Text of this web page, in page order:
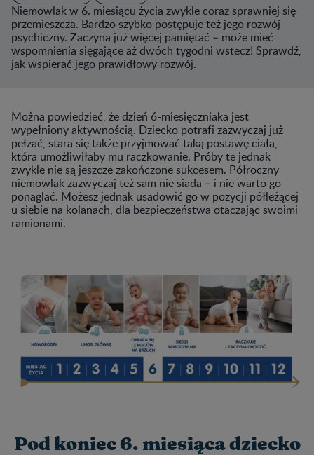
Niemowlak w 6. miesiącu życia zwykle coraz sprawniej się
przemieszcza. Bardzo szybko postępuje też jego rozwój
psychiczny. Zaczyna już więcej pamiętać – może mieć
wspomnienia sięgające aż dwóch tygodni wstecz! Sprawdź,
jak wspierać jego prawidłowy rozwój.
Można powiedzieć, że dzień 6-miesięczniaka jest
wypełniony aktywnością. Dziecko potrafi zazwyczaj już
pełzać, stara się także przyjmować taką postawę ciała,
która umożliwiłaby mu raczkowanie. Próby te jednak
zwykle nie są jeszcze zakończone sukcesem. Półroczny
niemowlak zazwyczaj też sam nie siada – i nie warto go
ponaglać. Możesz jednak usadowić go w pozycji półleżącej
u siebie na kolanach, dla bezpieczeństwa otaczając swoimi
ramionami.
Pod koniec 6. miesiąca dziecko